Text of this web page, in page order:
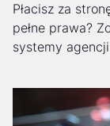
Płacisz za
pełne prawa?
systemy